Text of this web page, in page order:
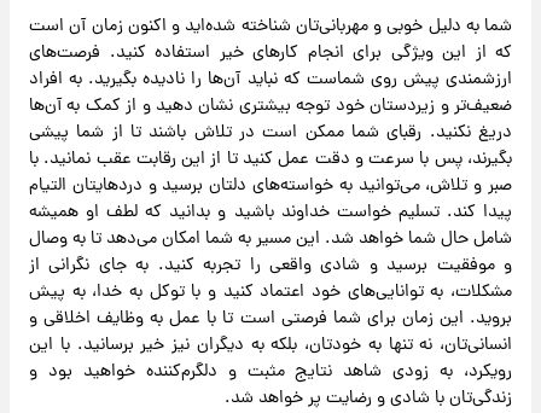
شما به دلیل خوبی و مهربانی‌تان شناخته شده‌اید و اکنون زمان آن است
که از این ویژگی برای انجام کارهای خیر استفاده کنید. فرصت‌های
ارزشمندی پیش روی شماست که نباید آن‌ها را نادیده بگیرید. به افراد
ضعیف‌تر و زیردستان خود توجه بیشتری نشان دهید و از کمک به آن‌ها
دریغ نکنید. رقبای شما ممکن است در تلاش باشند تا از شما پیشی
بگیرند، پس با سرعت و دقت عمل کنید تا از این رقابت عقب نمانید. با
صبر و تلاش، می‌توانید به خواسته‌های دلتان برسید و دردهایتان التیام
پیدا کند. تسلیم خواست خداوند باشید و بدانید که لطف او همیشه
شامل حال شما خواهد شد. این مسیر به شما امکان می‌دهد تا به وصال
و موفقیت برسید و شادی واقعی را تجربه کنید. به جای نگرانی از
مشکلات، به توانایی‌های خود اعتماد کنید و با توکل به خدا، به پیش
بروید. این زمان برای شما فرصتی است تا با عمل به وظایف اخلاقی و
انسانی‌تان، نه تنها به خودتان، بلکه به دیگران نیز خیر برسانید. با این
رویکرد، به زودی شاهد نتایج مثبت و دلگرم‌کننده خواهید بود و
زندگی‌تان با شادی و رضایت پر خواهد شد.